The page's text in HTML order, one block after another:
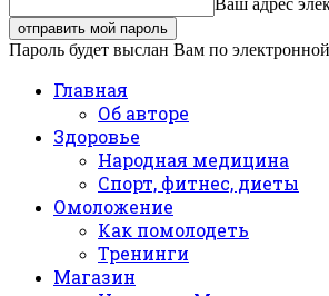
Ваш адрес
Пароль будет выслан Вам по
Главная
Об авторе
Здоровье
Народная медицина
Спорт, фитнес, диеты
Омоложение
Как помолодеть
Тренинги
Магазин